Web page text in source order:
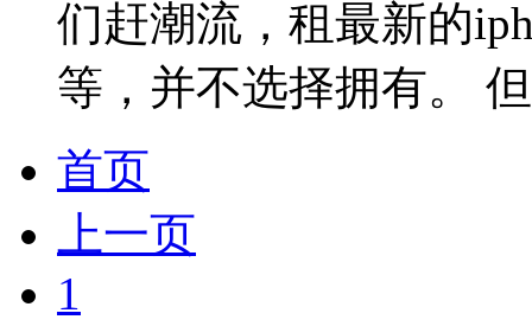
们赶潮流，租最新的
等，并不选择拥有。
首页
上一页
1